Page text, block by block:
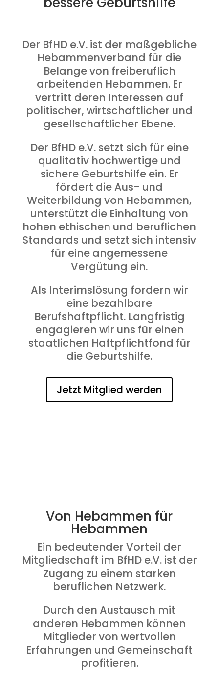
Der BfHD e.V. ist der maßgebliche
Hebammenverband für die
Belange von freiberuflich
arbeitenden Hebammen. Er
vertritt deren Interessen auf
politischer, wirtschaftlicher und
gesellschaftlicher Ebene.
Der BfHD e.V. setzt sich für eine
qualitativ hochwertige und
sichere Geburtshilfe ein. Er
fördert die Aus- und
Weiterbildung von Hebammen,
unterstützt die Einhaltung von
hohen ethischen und beruflichen
Standards und setzt sich intensiv
für eine angemessene
Vergütung ein.
Als Interimslösung fordern wir
eine bezahlbare
Berufshaftpflicht. Langfristig
engagieren wir uns für einen
staatlichen Haftpflichtfond für
die Geburtshilfe.
Jetzt Mitglied werden
Von Hebammen für
Hebammen
Ein bedeutender Vorteil der
Mitgliedschaft im BfHD e.V. ist der
Zugang zu einem starken
beruflichen Netzwerk.
Durch den Austausch mit
anderen Hebammen können
Mitglieder von wertvollen
Erfahrungen und Gemeinschaft
profitieren.